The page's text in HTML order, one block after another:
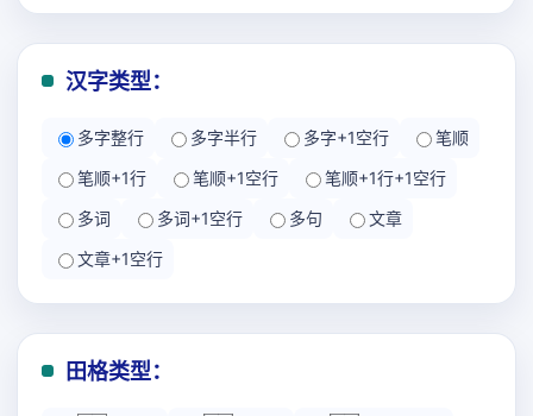
汉字类型：
多字整行 多字半行 多字+1空行
笔顺
笔顺+1行
笔顺+1空行
笔顺+1行+1空行
多词
多词+1空行 多句
文章
文章+1空行
田格类型：